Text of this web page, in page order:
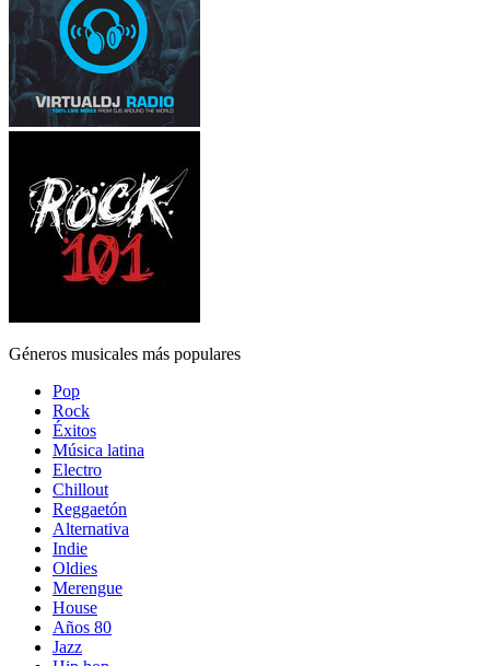
Géneros musicales más populares
Pop
Rock
Éxitos
Música latina
Electro
Chillout
Reggaetón
Alternativa
Indie
Oldies
Merengue
House
Años 80
Jazz